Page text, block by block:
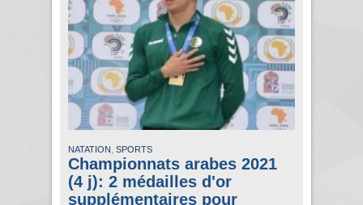
NATATION , SPORTS
Championnats arabes 2021
(4 j): 2 médailles d'or
supplémentaires pour